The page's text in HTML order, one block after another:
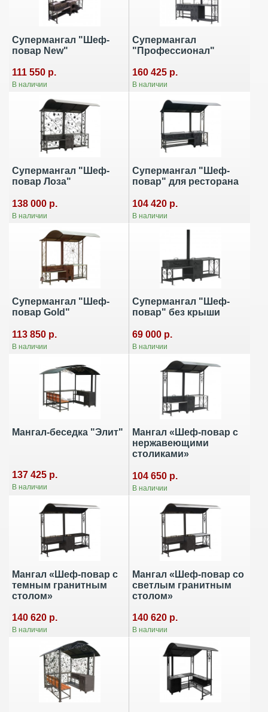
Супермангал "Шеф-
повар New"
111 550 р.
В наличии
Супермангал
"Профессионал"
160 425 р.
В наличии
Супермангал "Шеф-
повар Лоза"
138 000 р.
В наличии
Супермангал "Шеф-
повар" для ресторана
104 420 р.
В наличии
Супермангал "Шеф-
повар Gold"
113 850 р.
В наличии
Супермангал "Шеф-
повар" без крыши
69 000 р.
В наличии
Мангал-беседка "Элит"
137 425 р.
В наличии
Мангал «Шеф-повар с
нержавеющими
столиками»
104 650 р.
В наличии
Мангал «Шеф-повар с
темным гранитным
столом»
140 620 р.
В наличии
Мангал «Шеф-повар со
светлым гранитным
столом»
140 620 р.
В наличии